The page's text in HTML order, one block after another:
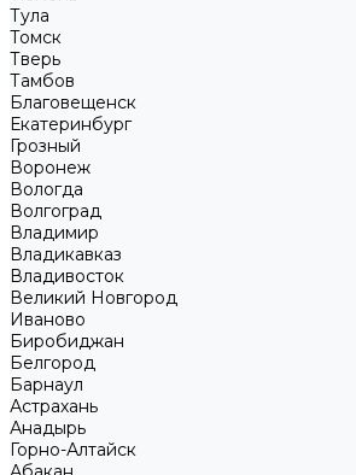
Тула
Томск
Тверь
Тамбов
Благовещенск
Екатеринбург
Грозный
Воронеж
Вологда
Волгоград
Владимир
Владикавказ
Владивосток
Великий Новгород
Иваново
Биробиджан
Белгород
Барнаул
Астрахань
Анадырь
Горно-Алтайск